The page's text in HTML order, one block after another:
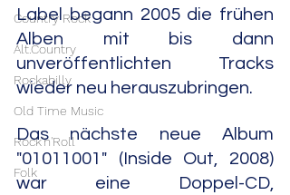
Country Rock
Alt.Country
Rockabilly
Old Time Music
Rock'n'Roll
Folk
Label begann 2005 die frühen
Alben mit bis dann
unveröffentlichten Tracks
wieder neu herauszubringen.
Das nächste neue Album
"01011001" (Inside Out, 2008)
war eine Doppel-CD,